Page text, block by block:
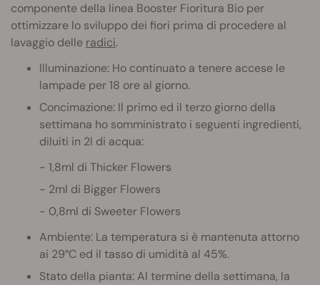
componente della linea Booster Fioritura Bio per
ottimizzare lo sviluppo dei fiori prima di procedere al
lavaggio delle radici.
Illuminazione: Ho continuato a tenere accese le
lampade per 18 ore al giorno.
Concimazione: Il primo ed il terzo giorno della
settimana ho somministrato i seguenti ingredienti,
diluiti in 2l di acqua:
1,8ml di Thicker Flowers
2ml di Bigger Flowers
0,8ml di Sweeter Flowers
Ambiente: La temperatura si è mantenuta attorno
ai 29°C ed il tasso di umidità al 45%.
Stato della pianta: Al termine della settimana, la